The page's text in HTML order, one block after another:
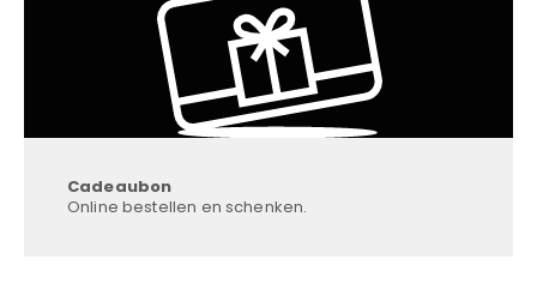
Cadeaubon
Online bestellen en schenken.